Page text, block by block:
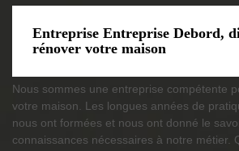
Entreprise Entreprise Debord,
rénover votre maison
Nous sommes une entreprise compétente
votre maison. Les longues années de
nous ont formées et nous ont donné le
connaissances nécessaires à notre métier.